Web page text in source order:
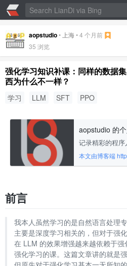
aopstudio• 上海•4 个月前
35 浏览
强化学习知识补课：同样的数据
西为什么不一样？
学习 LLM SFT PPO
aopstudio 的
记录精彩的程序
本文由博客端
前言
我本人虽然学习的是自然语言处理
主要是深度学习相关的，但对于强
在 LLM 的效果增强越来越依赖于
强化学习的课。这篇文章讲的就是